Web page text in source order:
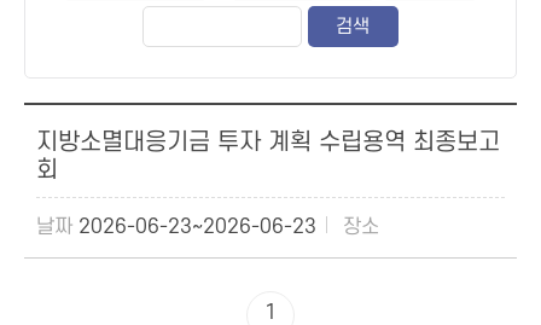
지방소멸대응기금 투자 계획 수립용역 최종보고
회
2026-06-23~2026-06-23
1